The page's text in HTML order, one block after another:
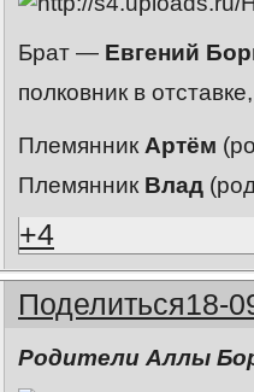
Брат — Евгений
полковник в
ПлемянникАртём
Племянник Влад
+4
Поделиться18-
Родители Аллы